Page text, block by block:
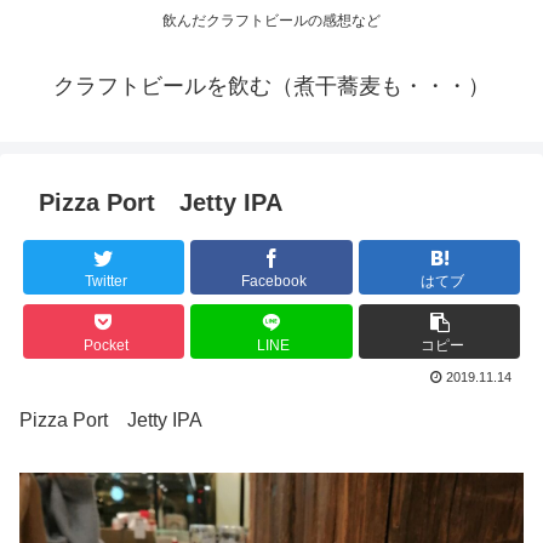
飲んだクラフトビールの感想など
クラフトビールを飲む（煮干蕎麦も・・・）
Pizza Port Jetty IPA
Twitter Facebook はてブ
Pocket LINE コピー
2019.11.14
Pizza Port Jetty IPA